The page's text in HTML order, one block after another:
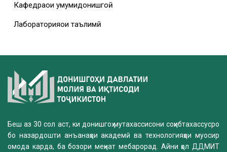
Кафедраҳои умумидонишгоҳӣ
Лабораторияҳои таълимӣ
Беш аз 30 сол аст, ки донишгоҳ мутахассисони соҳибтахассусро
бо назардошти анъанаҳои академӣ ва технологияҳои муосир
омода карда, ба бозори меҳнат мебарорад. Айни ҳол ДДМИТ